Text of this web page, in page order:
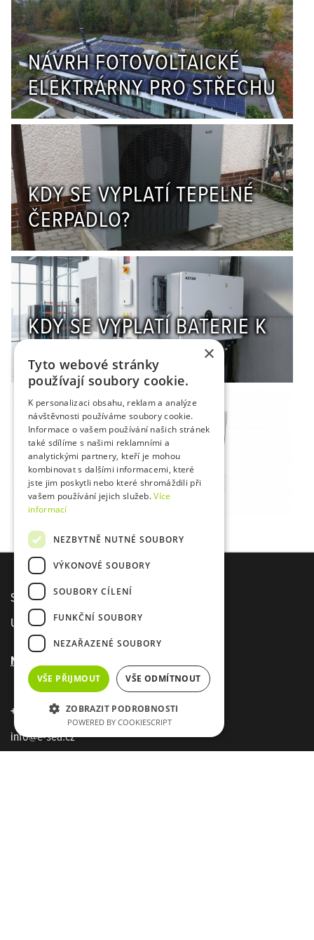
NÁVRH FOTOVOLTAICKÉ
ELEKTRÁRNY PRO STŘECHU
KDY SE VYPLATÍ TEPELNÉ
ČERPADLO?
KDY SE VYPLATÍ BATERIE K
FOTOVOLTAICE?
REKUPERACE V DOMĚ
Sídlo společnosti E-Sea s. r. o.
U Agrostroje 2435, Pelhřimov 393 01
Novinky
+420 720 020 669
info@e-sea.cz
×
Tyto webové stránky
používají soubory cookie.
K personalizaci obsahu, reklam a analýze
návštěvnosti používáme soubory cookie.
Informace o vašem používání našich stránek
také sdílíme s našimi reklamními a
analytickými partnery, kteří je mohou
kombinovat s dalšími informacemi, které
jste jim poskytli nebo které shromáždili při
vašem používání jejich služeb.Více
informací
NEZBYTNĚ NUTNÉ SOUBORY
VÝKONOVÉ SOUBORY
SOUBORY CÍLENÍ
FUNKČNÍ SOUBORY
NEZAŘAZENÉ SOUBORY
VŠE PŘIJMOUT VŠE ODMÍTNOUT
ZOBRAZIT PODROBNOSTI
POWERED BY COOKIESCRIPT